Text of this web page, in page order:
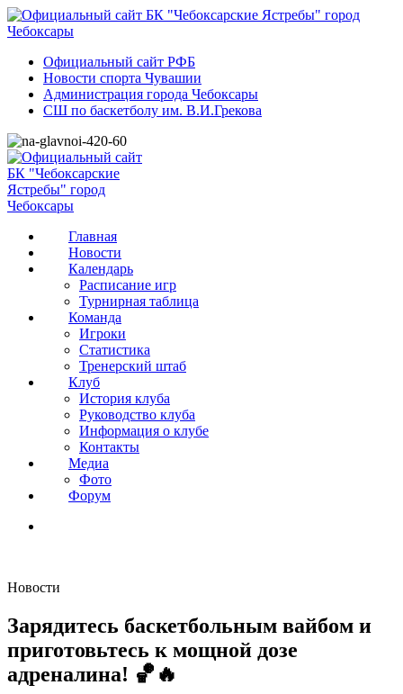
Официальный сайт РФБ
Новости спорта Чувашии
Администрация города Чебоксары
СШ по баскетболу им. В.И.Грекова
Главная
Новости
Календарь
Расписание игр
Турнирная таблица
Команда
Игроки
Статистика
Тренерский штаб
Клуб
История клуба
Руководство клуба
Информация о клубе
Контакты
Медиа
Фото
Форум
Новости
Зарядитесь баскетбольным вайбом и
приготовьтесь к мощной дозе
адреналина! 🏀🔥